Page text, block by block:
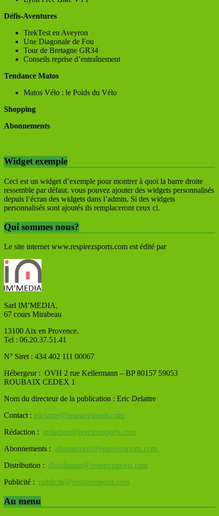
Défis-Aventures
TrekTest en Aveyron
Une Diagonale de Fou
Tour de Bretagne GR34
Conseils reprise d’entraînement
Tendance Matos
Matos Vélo : le Poids du Vélo
Shopping
Abonnements
Widget exemple
Ceci est un widget d’exemple pour montrer à quoi la barre droite
ressemble par défaut. vous pouvez ajouter des widgets personnalisés
depuis l’écran des widgets dans l’admin. Si des widgets
personnalisés sont ajoutés ils remplaceront ceux ci.
Qui sommes nous?
Le site internet www.respirezsports.com est édité par
Sarl IM’MEDIA,
67 cours Mirabeau
13100 Aix en Provence.
Tel : 06.20.37.51.41
N° Siret : 434 402 111 00067
Hébergeur : OVH 2 rue Kellermann – BP 80157 59053
ROUBAIX CEDEX 1
Nom du directeur de la publication : Eric Delattre
Contact : edelattre@respirezsports.com
Rédaction : redaction@respirezsports.com
Abonnements : abonnement@respirezsports.com
Distribution : distribution@respirezsports.com
Publicité : publicité@respirezsports.com
Au menu